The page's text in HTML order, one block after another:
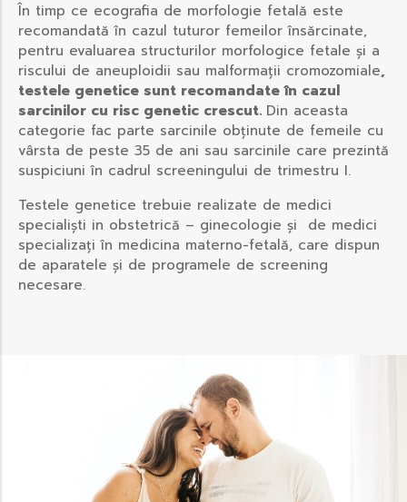
În timp ce ecografia de morfologie fetală este
recomandată în cazul tuturor femeilor însărcinate,
pentru evaluarea structurilor morfologice fetale și a
riscului de aneuploidii sau malformații cromozomiale,
testele genetice sunt recomandate în cazul
sarcinilor cu risc genetic crescut. Din aceasta
categorie fac parte sarcinile obținute de femeile cu
vârsta de peste 35 de ani sau sarcinile care prezintă
suspiciuni în cadrul screeningului de trimestru I.
Testele genetice trebuie realizate de medici
specialiști in obstetrică – ginecologie și de medici
specializați în medicina materno-fetală, care dispun
de aparatele și de programele de screening
necesare.